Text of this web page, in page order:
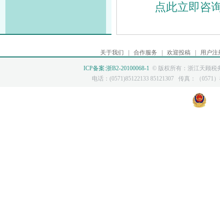
点此立即咨
关于我们 合作服务 欢迎投稿 用户注
ICP备案:浙B2-20100068-1 © 版权所有：浙江天顾税
电话：(0571)85122133 85121307 传真：（0571